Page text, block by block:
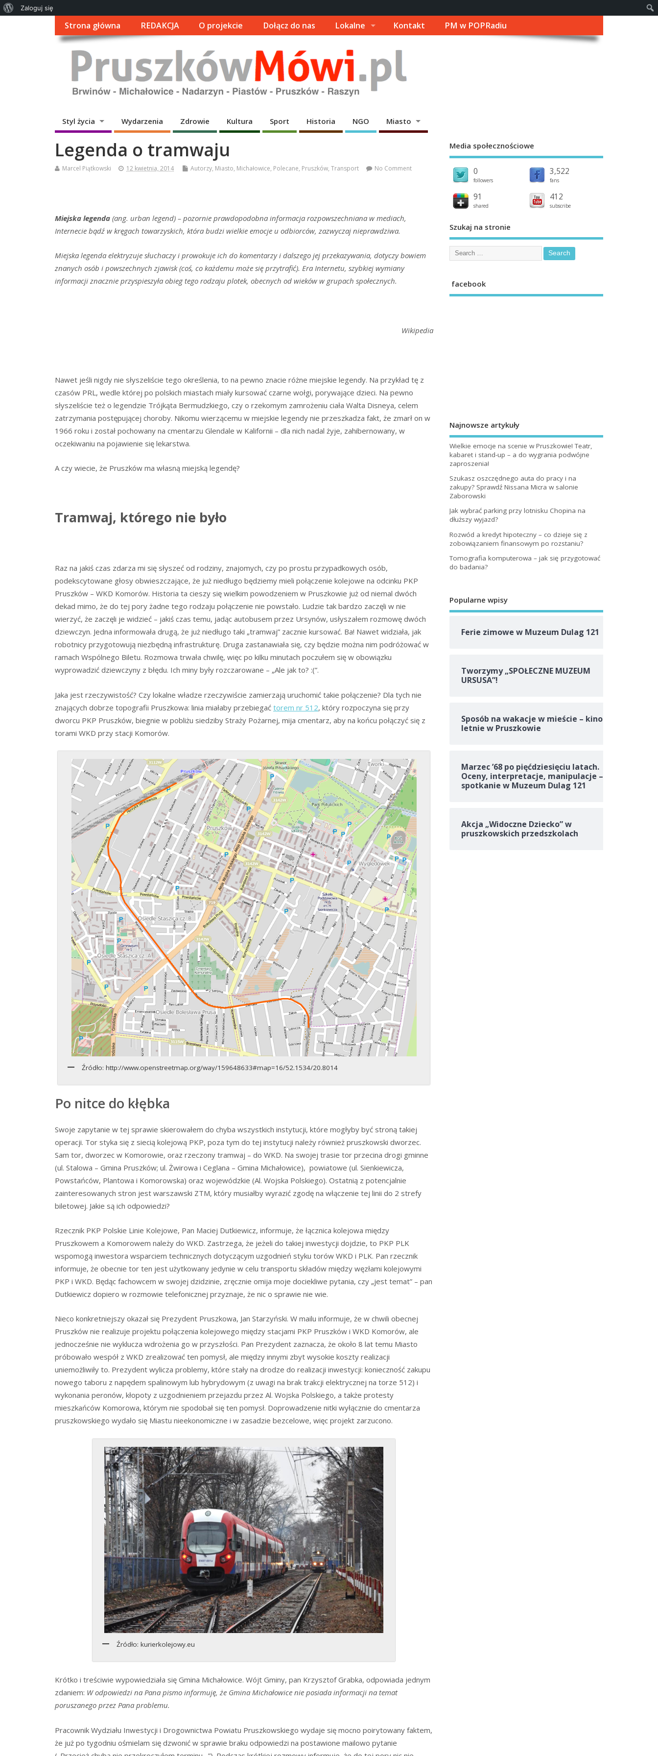
Strona główna REDAKCJA O projekcie Dołącz do nas Lokalne Kontakt PM w POPRadiu
Styl życia Wydarzenia Zdrowie Kultura Sport Historia NGO Miasto
Legenda o tramwaju
Marcel Piątkowski 12 kwietnia, 2014 Autorzy, Miasto, Michałowice, Polecane, Pruszków, Transport No Comment
Miejska legenda (ang. urban legend) – pozornie prawdopodobna informacja rozpowszechniana w mediach,
Internecie bądź w kręgach towarzyskich, która budzi wielkie emocje u odbiorców, zazwyczaj nieprawdziwa.
Miejska legenda elektryzuje słuchaczy i prowokuje ich do komentarzy i dalszego jej przekazywania, dotyczy bowiem
znanych osób i powszechnych zjawisk (coś, co każdemu może się przytrafić). Era Internetu, szybkiej wymiany
informacji znacznie przyspieszyła obieg tego rodzaju plotek, obecnych od wieków w grupach społecznych.
Wikipedia
Nawet jeśli nigdy nie słyszeliście tego określenia, to na pewno znacie różne miejskie legendy. Na przykład tę z
czasów PRL, wedle której po polskich miastach miały kursować czarne wołgi, porywające dzieci. Na pewno
słyszeliście też o legendzie Trójkąta Bermudzkiego, czy o rzekomym zamrożeniu ciała Walta Disneya, celem
zatrzymania postępującej choroby. Nikomu wierzącemu w miejskie legendy nie przeszkadza fakt, że zmarł on w
1966 roku i został pochowany na cmentarzu Glendale w Kalifornii – dla nich nadal żyje, zahibernowany, w
oczekiwaniu na pojawienie się lekarstwa.
A czy wiecie, że Pruszków ma własną miejską legendę?
Tramwaj, którego nie było
Raz na jakiś czas zdarza mi się słyszeć od rodziny, znajomych, czy po prostu przypadkowych osób,
podekscytowane głosy obwieszczające, że już niedługo będziemy mieli połączenie kolejowe na odcinku PKP
Pruszków – WKD Komorów. Historia ta cieszy się wielkim powodzeniem w Pruszkowie już od niemal dwóch
dekad mimo, że do tej pory żadne tego rodzaju połączenie nie powstało. Ludzie tak bardzo zaczęli w nie
wierzyć, że zaczęli je widzieć – jakiś czas temu, jadąc autobusem przez Ursynów, usłyszałem rozmowę dwóch
dziewczyn. Jedna informowała drugą, że już niedługo taki „tramwaj” zacznie kursować. Ba! Nawet widziała, jak
robotnicy przygotowują niezbędną infrastrukturę. Druga zastanawiała się, czy będzie można nim podróżować w
ramach Wspólnego Biletu. Rozmowa trwała chwilę, więc po kilku minutach poczułem się w obowiązku
wyprowadzić dziewczyny z błędu. Ich miny były rozczarowane – „Ale jak to? :(”.
Jaka jest rzeczywistość? Czy lokalne władze rzeczywiście zamierzają uruchomić takie połączenie? Dla tych nie
znających dobrze topografii Pruszkowa: linia miałaby przebiegać torem nr 512, który rozpoczyna się przy
dworcu PKP Pruszków, biegnie w pobliżu siedziby Straży Pożarnej, mija cmentarz, aby na końcu połączyć się z
torami WKD przy stacji Komorów.
Źródło: http://www.openstreetmap.org/way/159648633#map=16/52.1534/20.8014
Po nitce do kłębka
Swoje zapytanie w tej sprawie skierowałem do chyba wszystkich instytucji, które mogłyby być stroną takiej
operacji. Tor styka się z siecią kolejową PKP, poza tym do tej instytucji należy również pruszkowski dworzec.
Sam tor, dworzec w Komorowie, oraz rzeczony tramwaj – do WKD. Na swojej trasie tor przecina drogi gminne
(ul. Stalowa – Gmina Pruszków; ul. Żwirowa i Ceglana – Gmina Michałowice), powiatowe (ul. Sienkiewicza,
Powstańców, Plantowa i Komorowska) oraz wojewódzkie (Al. Wojska Polskiego). Ostatnią z potencjalnie
zainteresowanych stron jest warszawski ZTM, który musiałby wyrazić zgodę na włączenie tej linii do 2 strefy
biletowej. Jakie są ich odpowiedzi?
Rzecznik PKP Polskie Linie Kolejowe, Pan Maciej Dutkiewicz, informuje, że łącznica kolejowa między
Pruszkowem a Komorowem należy do WKD. Zastrzega, że jeżeli do takiej inwestycji dojdzie, to PKP PLK
wspomogą inwestora wsparciem technicznych dotyczącym uzgodnień styku torów WKD i PLK. Pan rzecznik
informuje, że obecnie tor ten jest użytkowany jedynie w celu transportu składów między węzłami kolejowymi
PKP i WKD. Będąc fachowcem w swojej dzidzinie, zręcznie omija moje dociekliwe pytania, czy „jest temat” – pan
Dutkiewicz dopiero w rozmowie telefonicznej przyznaje, że nic o sprawie nie wie.
Nieco konkretniejszy okazał się Prezydent Pruszkowa, Jan Starzyński. W mailu informuje, że w chwili obecnej
Pruszków nie realizuje projektu połączenia kolejowego między stacjami PKP Pruszków i WKD Komorów, ale
jednocześnie nie wyklucza wdrożenia go w przyszłości. Pan Prezydent zaznacza, że około 8 lat temu Miasto
próbowało wespół z WKD zrealizować ten pomysł, ale między innymi zbyt wysokie koszty realizacji
uniemożliwiły to. Prezydent wylicza problemy, które stały na drodze do realizacji inwestycji: konieczność zakupu
nowego taboru z napędem spalinowym lub hybrydowym (z uwagi na brak trakcji elektrycznej na torze 512) i
wykonania peronów, kłopoty z uzgodnieniem przejazdu przez Al. Wojska Polskiego, a także protesty
mieszkańców Komorowa, którym nie spodobał się ten pomysł. Doprowadzenie nitki wyłącznie do cmentarza
pruszkowskiego wydało się Miastu nieekonomiczne i w zasadzie bezcelowe, więc projekt zarzucono.
Źródło: kurierkolejowy.eu
Krótko i treściwie wypowiedziała się Gmina Michałowice. Wójt Gminy, pan Krzysztof Grabka, odpowiada jednym
zdaniem: W odpowiedzi na Pana pismo informuję, że Gmina Michałowice nie posiada informacji na temat
poruszanego przez Pana problemu.
Pracownik Wydziału Inwestycji i Drogownictwa Powiatu Pruszkowskiego wydaje się mocno poirytowany faktem,
że już po tygodniu ośmielam się dzwonić w sprawie braku odpowiedzi na postawione mailowo pytanie
Media społecznościowe
0
followers
3,522
fans
91
shared
412
subscribe
Szukaj na stronie
facebook
Najnowsze artykuły
Wielkie emocje na scenie w Pruszkowie! Teatr,
kabaret i stand-up – a do wygrania podwójne
zaproszenia!
Szukasz oszczędnego auta do pracy i na
zakupy? Sprawdź Nissana Micra w salonie
Zaborowski
Jak wybrać parking przy lotnisku Chopina na
dłuższy wyjazd?
Rozwód a kredyt hipoteczny – co dzieje się z
zobowiązaniem finansowym po rozstaniu?
Tomografia komputerowa – jak się przygotować
do badania?
Popularne wpisy
Ferie zimowe w Muzeum Dulag 121
Tworzymy „SPOŁECZNE MUZEUM
URSUSA”!
Sposób na wakacje w mieście – kino
letnie w Pruszkowie
Marzec ’68 po pięćdziesięciu latach.
Oceny, interpretacje, manipulacje –
spotkanie w Muzeum Dulag 121
Akcja „Widoczne Dziecko” w
pruszkowskich przedszkolach
Zaloguj się